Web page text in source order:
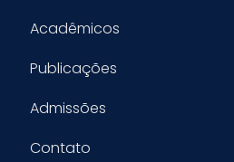
Acadêmicos
Publicações
Admissões
Contato